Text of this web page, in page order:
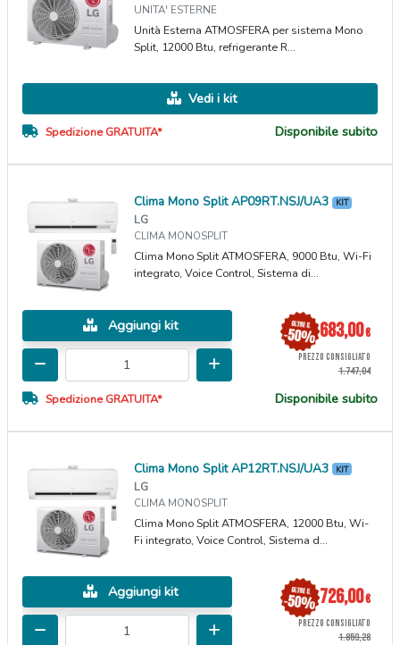
UNITA' ESTERNE
Unità Esterna ATMOSFERA per sistema Mono
Split, 12000 Btu, refrigerante R...
Vedi i kit
Spedizione GRATUITA* Disponibile subito
Clima Mono Split AP09RT.NSJ/UA3 KIT
LG
CLIMA MONOSPLIT
Clima Mono Split ATMOSFERA, 9000 Btu, Wi-Fi
integrato, Voice Control, Sistema di...
Aggiungi kit 683,00€
PREZZO CONSIGLIATO
1.747,04
Spedizione GRATUITA* Disponibile subito
Clima Mono Split AP12RT.NSJ/UA3 KIT
LG
CLIMA MONOSPLIT
Clima Mono Split ATMOSFERA, 12000 Btu, Wi-
Fi integrato, Voice Control, Sistema d...
Aggiungi kit 726,00€
PREZZO CONSIGLIATO
1.859,28